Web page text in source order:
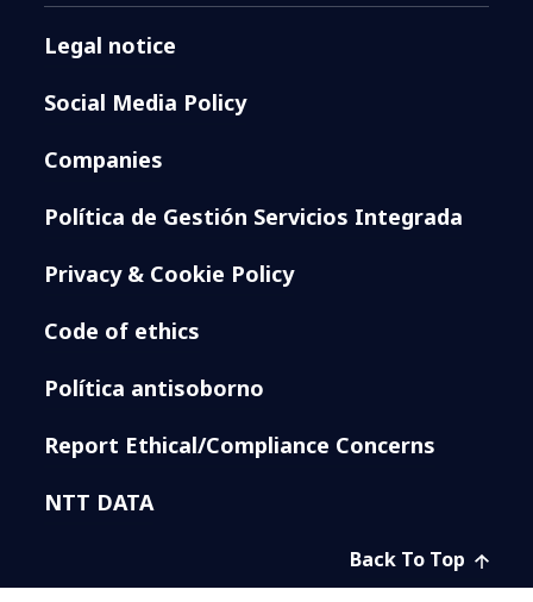
Legal notice
Social Media Policy
Companies
Política de Gestión Servicios Integrada
Privacy & Cookie Policy
Code of ethics
Política antisoborno
Report Ethical/Compliance Concerns
NTT DATA
Back To Top